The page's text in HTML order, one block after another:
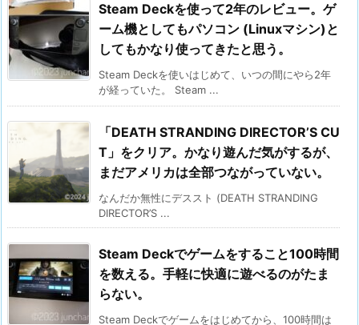
Steam Deckを使って2年のレビュー。ゲ
ーム機としてもパソコン (Linuxマシン)と
してもかなり使ってきたと思う。
Steam Deckを使いはじめて、いつの間にやら2年
が経っていた。 Steam ...
「DEATH STRANDING DIRECTOR’S CU
T」をクリア。かなり遊んだ気がするが、
まだアメリカは全部つながっていない。
なんだか無性にデススト (DEATH STRANDING
DIRECTOR’S ...
Steam Deckでゲームをすること100時間
を数える。手軽に快適に遊べるのがたま
らない。
Steam Deckでゲームをはじめてから、100時間は